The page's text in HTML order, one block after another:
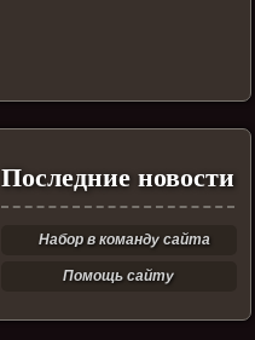
Последние новости
Набор в команду сайта
Помощь сайту